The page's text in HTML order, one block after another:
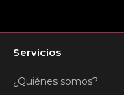
Servicios
¿Quiénes somos?